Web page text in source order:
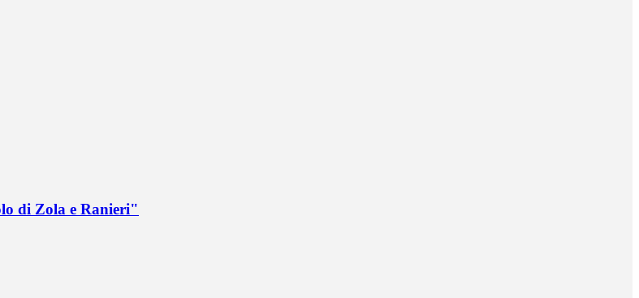
di Zola e Ranieri"